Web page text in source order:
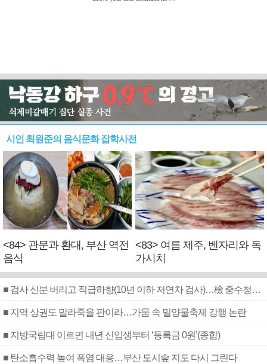
시인 최원준의 음식문화 잡학사전
<84> 관문과 환대, 부산 역전
음식
<83> 여름 제주, 벤자리와 독
가시치
■ 검사 신분 버리고 직급하향(10년 이하 저연차 검사)…檢 중수청행 기피
■ 지역 상권도 말라죽을 판이라…가뭄 속 밀양물축제 강행 논란
■ 지방국립대 이르면 내년 신입생부터 ‘등록금 0원’(종합)
■ 탄소흡수력 높여 폭염 대응…부산 도시숲 지도 다시 그린다